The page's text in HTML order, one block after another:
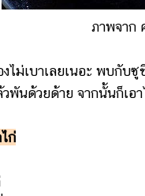
ภาพจาก
ม่เบาเลยเนอะ พบกับซู
พันด้วยด้าย จากนั้นก็เอ
ก่